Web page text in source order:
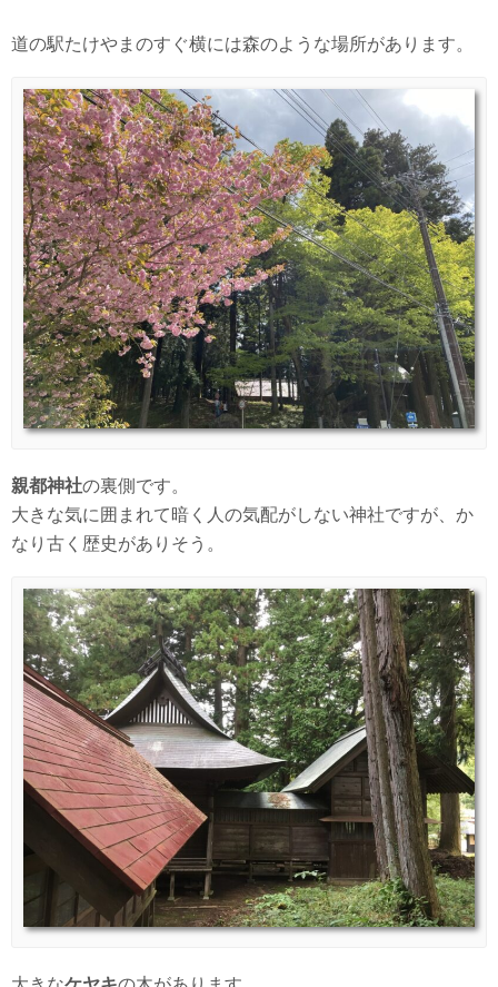
道の駅たけやまのすぐ横には森のような場所があります。
親都神社の裏側です。
大きな気に囲まれて暗く人の気配がしない神社ですが、か
なり古く歴史がありそう。